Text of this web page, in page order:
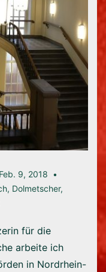
Feb. 9, 2018
, Dolmetscher,
für die
arbeite ich
in Nordrhein-